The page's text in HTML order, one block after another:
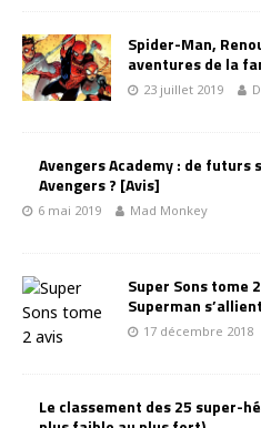
Spider-Man,
aventures de la
23 juillet 2019
Avengers Academy : de futurs
Avengers ? [Avis]
6 mai 2019 Mad Monkey
Super Sons tome
Superman
17 décembre 2018
Le classement des 25 super-